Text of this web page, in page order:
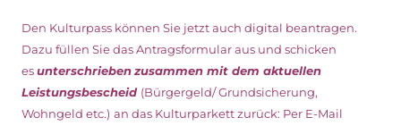
Den Kulturpass können Sie jetzt auch digital beantragen.
Dazu füllen Sie das Antragsformular aus und schicken
esunterschriebenzusammen mit dem aktuellen
Leistungsbescheid (Bürgergeld/ Grundsicherung,
Wohngeld etc.) an das Kulturparkett zurück: Per E-Mail